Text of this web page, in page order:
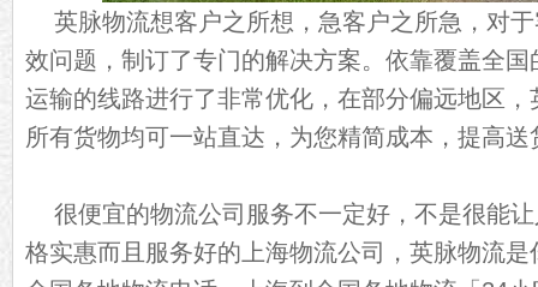
英脉物流想客户之所想，急客户之所急，对
效问题，制订了专门的解决方案。依靠覆盖全
运输的线路进行了非常优化，在部分偏远地区
所有货物均可一站直达，为您精简成本，提高送
很便宜的物流公司服务不一定好，不是很能
格实惠而且服务好的上海物流公司，英脉物流是